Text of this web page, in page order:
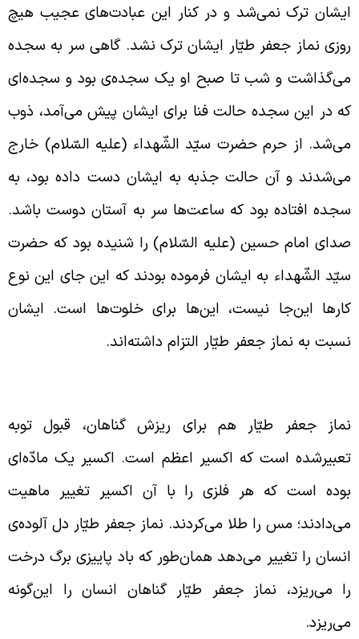
ترک نمی‌شد و در کنار این عبادت‌های عجیب هیچ
نماز جعفر طیّار ایشان ترک نشد. گاهی سر به سجده
و شب تا صبح او یک سجده‌ی بود و سجده‌ای
در این سجده حالت فنا برای ایشان پیش می‌آمد، ذوب
از حرم حضرت سیّد الشّهداء (علیه السّلام) خارج
و آن حالت جذبه به ایشان دست داده بود، به
افتاده بود که ساعت‌ها سر به آستان دوست باشد.
امام حسین (علیه السّلام) را شنیده بود که حضرت
الشّهداء به ایشان فرموده بودند که این‌ جای این‌ نوع
این‌جا نیست، این‌ها برای خلوت‌ها است. ایشان
به نماز جعفر طیّار التزام داشته‌اند.
جعفر طیّار هم برای ریزش گناهان، قبول توبه
است که اکسیر اعظم است. اکسیر یک مادّه‌‌ای
است که هر فلزی را با آن اکسیر تغییر ماهیت
مس را طلا می‌کردند. نماز جعفر طیّار دل آلوده‌ی
را تغییر می‌دهد همان‌طور که باد پاییزی برگ درخت
می‌ریزد، نماز جعفر طیّار گناهان انسان را این‌گونه